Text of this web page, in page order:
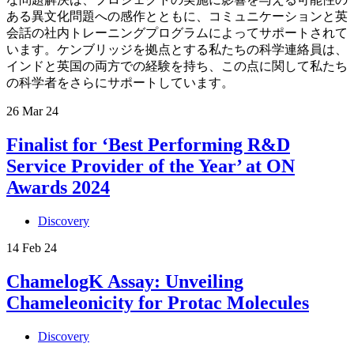
ある異文化問題への感作とともに、コミュニケーションと英
会話の社内トレーニングプログラムによってサポートされて
います。ケンブリッジを拠点とする私たちの科学連絡員は、
インドと英国の両方での経験を持ち、この点に関して私たち
の科学者をさらにサポートしています。
26 Mar 24
Finalist for ‘Best Performing R&D
Service Provider of the Year’ at ON
Awards 2024
Discovery
14 Feb 24
ChamelogK Assay: Unveiling
Chameleonicity for Protac Molecules
Discovery